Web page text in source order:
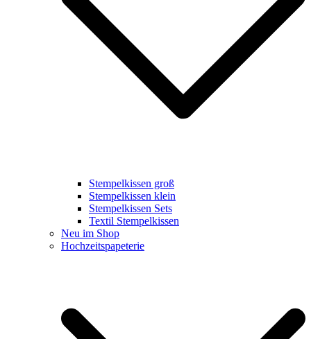
Stempelkissen groß
Stempelkissen klein
Stempelkissen Sets
Textil Stempelkissen
Neu im Shop
Hochzeitspapeterie